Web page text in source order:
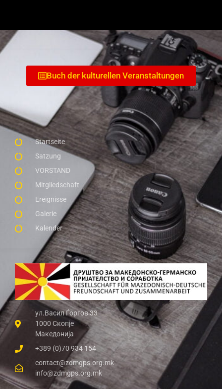
ул.Васил Ѓоргов 33
1000 Скопје
Македонија
+389 (0)70 934 154
contact@zdmgps.org.mk
info@zdmgps.org.mk
Startseite
Satzung
VORSTAND
Mitgliedschaft
Ereignisse
Galerie
Kalender
Buch der kulturellen Veranstaltungen